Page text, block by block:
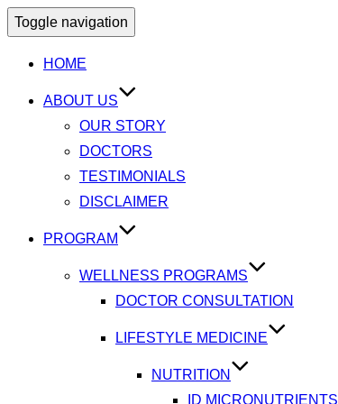
Toggle navigation
HOME
ABOUT US
OUR STORY
DOCTORS
TESTIMONIALS
DISCLAIMER
PROGRAM
WELLNESS PROGRAMS
DOCTOR CONSULTATION
LIFESTYLE MEDICINE
NUTRITION
ID MICRONUTRIENTS